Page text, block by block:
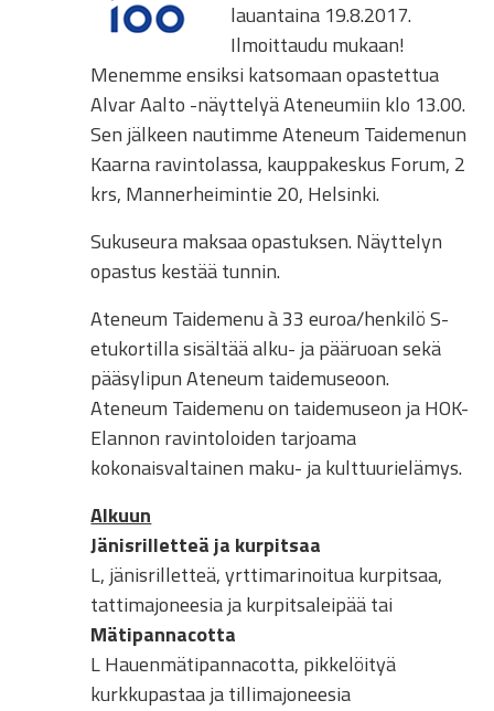
lauantaina 19.8.2017.
Ilmoittaudu mukaan!
Menemme ensiksi katsomaan opastettua
Alvar Aalto -näyttelyä Ateneumiin klo 13.00.
Sen jälkeen nautimme Ateneum Taidemenun
Kaarna ravintolassa, kauppakeskus Forum, 2
krs, Mannerheimintie 20, Helsinki.
Sukuseura maksaa opastuksen. Näyttelyn
opastus kestää tunnin.
Ateneum Taidemenu à 33 euroa/henkilö S-
etukortilla sisältää alku- ja pääruoan sekä
pääsylipun Ateneum taidemuseoon.
Ateneum Taidemenu on taidemuseon ja HOK-
Elannon ravintoloiden tarjoama
kokonaisvaltainen maku- ja kulttuurielämys.
Alkuun
Jänisrilletteä ja kurpitsaa
L, jänisrilletteä, yrttimarinoitua kurpitsaa,
tattimajoneesia ja kurpitsaleipää tai
Mätipannacotta
L Hauenmätipannacotta, pikkelöityä
kurkkupastaa ja tillimajoneesia